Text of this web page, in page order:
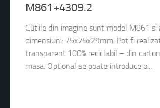
M861+4309.2
Cutiile din imagine sunt model M861 si
dimensiuni: 75x75x29mm. Pot fi
transparent 100% reciclabil – din
masa. Optional se poate introduce o...